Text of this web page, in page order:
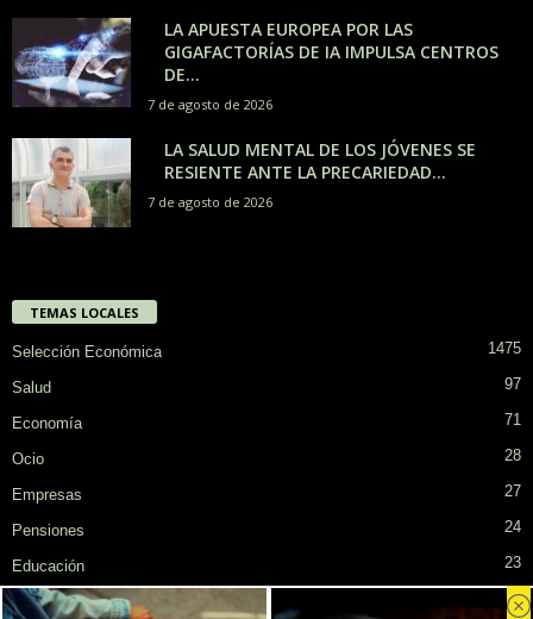
LA APUESTA EUROPEA POR LAS
GIGAFACTORÍAS DE IA IMPULSA CENTROS
DE...
7 de agosto de 2026
LA SALUD MENTAL DE LOS JÓVENES SE
RESIENTE ANTE LA PRECARIEDAD...
7 de agosto de 2026
TEMAS LOCALES
Selección Económica 1475
Salud 97
Economía 71
Ocio 28
Empresas 27
Pensiones 24
Educación 23